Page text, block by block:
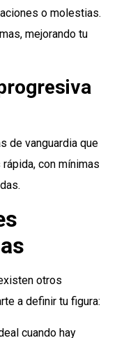
o molestias.
mejorando tu
de vanguardia que
con mínimas
otros
a definir tu figura:
cuando hay